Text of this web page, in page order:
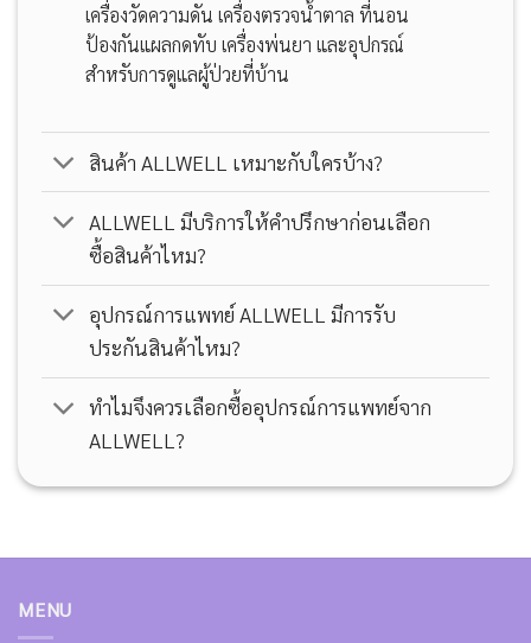
เครื่องวัดความดัน เครื่องตรวจน้ำตาล ที่นอน
ป้องกันแผลกดทับ เครื่องพ่นยา และอุปกรณ์
สำหรับการดูแลผู้ป่วยที่บ้าน
สินค้า ALLWELL เหมาะกับใครบ้าง?
ALLWELL มีบริการให้คำปรึกษาก่อนเลือก
ซื้อสินค้าไหม?
อุปกรณ์การแพทย์ ALLWELL มีการรับ
ประกันสินค้าไหม?
ทำไมจึงควรเลือกซื้ออุปกรณ์การแพทย์จาก
ALLWELL?
MENU